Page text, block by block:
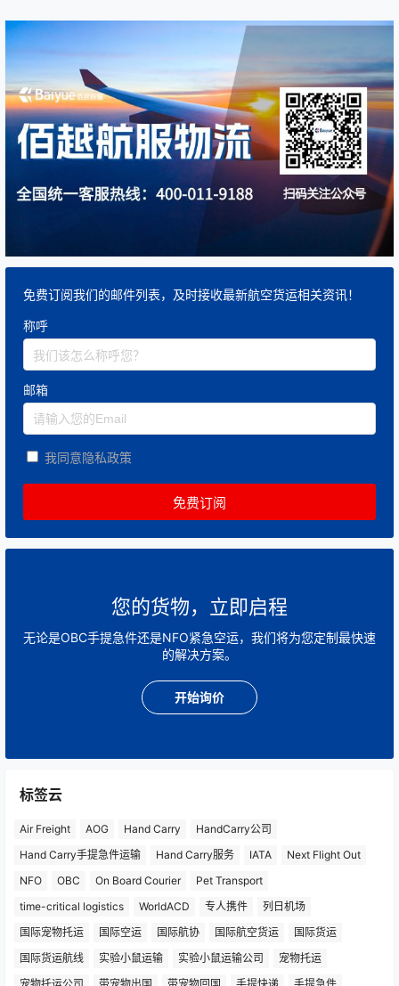
免费订阅我们的邮件列表，及时接收最新航空货运相关资讯！
称呼
邮箱
我同意隐私政策
您的货物，立即启程
无论是OBC手提急件还是NFO紧急空运，我们将为您定制最快速
的解决方案。
开始询价
标签云
Air Freight AOG Hand Carry
HandCarry公司
Hand Carry手提急件运输
Hand Carry服务 IATA
Next Flight Out
NFO
OBC On Board Courier
Pet Transport
time-critical logistics
WorldACD 专人携件
列日机场
国际宠物托运
国际空运 国际航协 国际航空货运
国际货运
国际货运航线
实验小鼠运输 实验小鼠运输公司
宠物托运